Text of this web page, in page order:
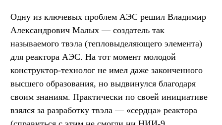
Одну из ключевых проблем АЭС решил Владимир
Александрович Малых — создатель так
называемого твэла (тепловыделяющего элемента)
для реактора АЭС. На тот момент молодой
конструктор-технолог не имел даже законченного
высшего образования, но выдвинулся благодаря
своим знаниям. Практически по своей инициативе
взялся за разработку твэла — «сердца» реактора